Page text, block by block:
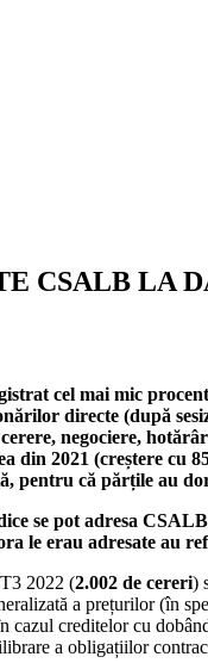
CSALB LA
cel mai mic
directe (după
negociere,
din 2021 (creștere cu
pentru că părțile au
se pot adresa
le erau adresate au
2022 (2.002 de cereri)
a prețurilor (în
cazul creditelor cu
a obligațiilor